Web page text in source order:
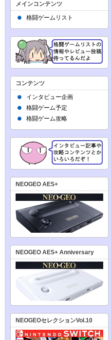
メインコンテンツ
格闘ゲームリスト
コンテンツ
インタビュー企画
格闘ゲーム予定
格闘ゲーム攻略
NEOGEO AES+
NEOGEO AES+ Anniversary
NEOGEOセレクションVol.10